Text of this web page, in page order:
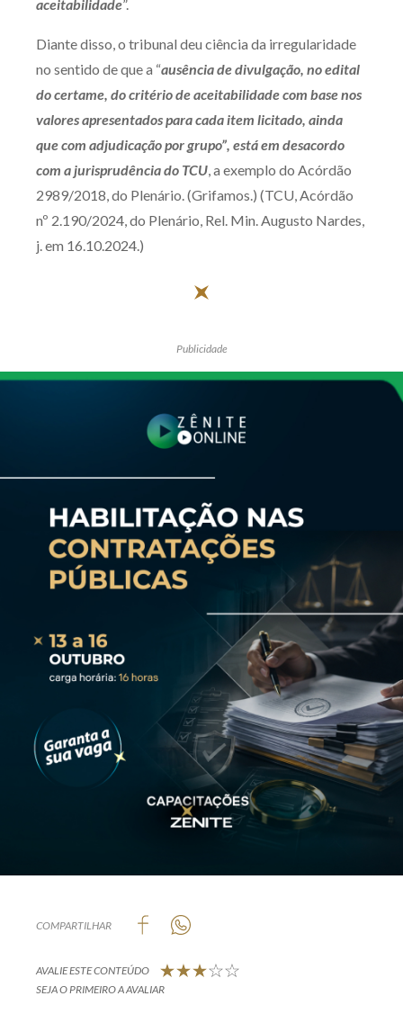
Batel Curitiba /PR CEP80240-000
Telefone (41) 2109-8666
Whatsapp (41) 98881-6616
aceitabilidade”.
Diante disso, o tribunal deu ciência da irregularidade
no sentido de que a “ausência de divulgação, no edital
do certame, do critério de aceitabilidade com base nos
valores apresentados para cada item licitado, ainda
que com adjudicação por grupo”, está em desacordo
com a jurisprudência do TCU, a exemplo do Acórdão
2989/2018, do Plenário. (Grifamos.) (TCU, Acórdão
nº 2.190/2024, do Plenário, Rel. Min. Augusto Nardes,
j. em 16.10.2024.)
Publicidade
COMPARTILHAR
AVALIE ESTE CONTEÚDO
SEJA O PRIMEIRO A AVALIAR